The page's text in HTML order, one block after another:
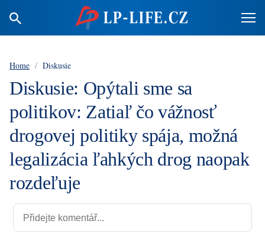
Home / Diskusie
Diskusie: Opýtali sme sa
politikov: Zatiaľ čo vážnosť
drogovej politiky spája, možná
legalizácia ľahkých drog naopak
rozdeľuje